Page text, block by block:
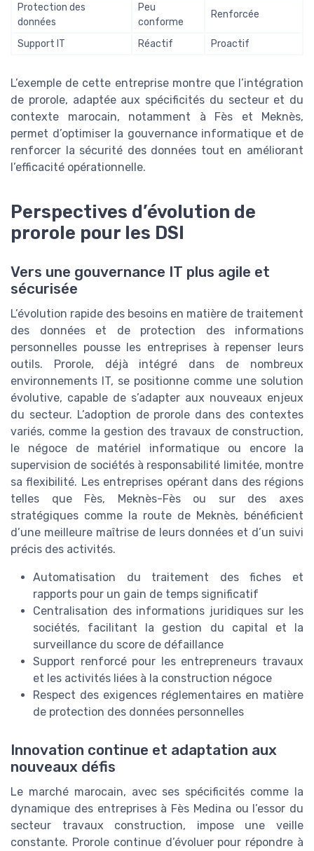
Protection des
données
Peu
conforme
Renforcée
Support IT Réactif Proactif
L’exemple de cette entreprise montre que l’intégration
de prorole, adaptée aux spécificités du secteur et du
contexte marocain, notamment à Fès et Meknès,
permet d’optimiser la gouvernance informatique et de
renforcer la sécurité des données tout en améliorant
l’efficacité opérationnelle.
Perspectives d’évolution de
prorole pour les DSI
Vers une gouvernance IT plus agile et
sécurisée
L’évolution rapide des besoins en matière de traitement
des données et de protection des informations
personnelles pousse les entreprises à repenser leurs
outils. Prorole, déjà intégré dans de nombreux
environnements IT, se positionne comme une solution
évolutive, capable de s’adapter aux nouveaux enjeux
du secteur. L’adoption de prorole dans des contextes
variés, comme la gestion des travaux de construction,
le négoce de matériel informatique ou encore la
supervision de sociétés à responsabilité limitée, montre
sa flexibilité. Les entreprises opérant dans des régions
telles que Fès, Meknès-Fès ou sur des axes
stratégiques comme la route de Meknès, bénéficient
d’une meilleure maîtrise de leurs données et d’un suivi
précis des activités.
Automatisation du traitement des fiches et
rapports pour un gain de temps significatif
Centralisation des informations juridiques sur les
sociétés, facilitant la gestion du capital et la
surveillance du score de défaillance
Support renforcé pour les entrepreneurs travaux
et les activités liées à la construction négoce
Respect des exigences réglementaires en matière
de protection des données personnelles
Innovation continue et adaptation aux
nouveaux défis
Le marché marocain, avec ses spécificités comme la
dynamique des entreprises à Fès Medina ou l’essor du
secteur travaux construction, impose une veille
constante. Prorole continue d’évoluer pour répondre à